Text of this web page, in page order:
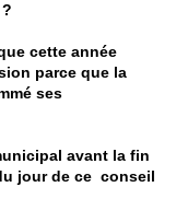
cette année
parce que la
ses
avant la fin
jour de ce conseil